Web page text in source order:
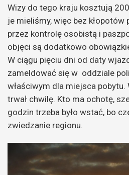
Wizy do tego kraju kosztują
je mieliśmy, więc bez kłopotów
przez kontrolę osobistą i
objęci są dodatkowo
W ciągu pięciu dni od daty
zameldować się w oddziale
właściwym dla miejsca pobytu.
trwał chwilę. Kto ma ochotę,
godzin trzeba było wstać, bo
zwiedzanie regionu.